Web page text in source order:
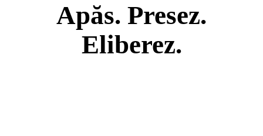
Apăs. Presez.
Eliberez.